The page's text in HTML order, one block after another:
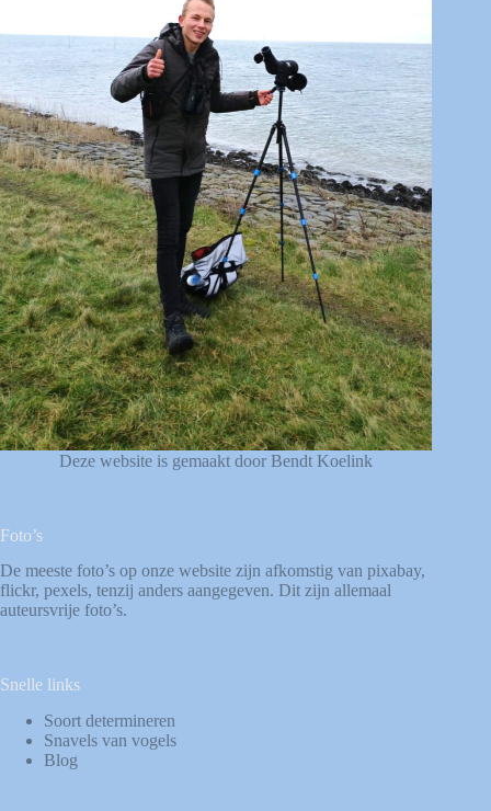
Deze website is gemaakt door Bendt Koelink
Foto’s
De meeste foto’s op onze website zijn afkomstig van pixabay,
flickr, pexels, tenzij anders aangegeven. Dit zijn allemaal
auteursvrije foto’s.
Snelle links
Soort determineren
Snavels van vogels
Blog